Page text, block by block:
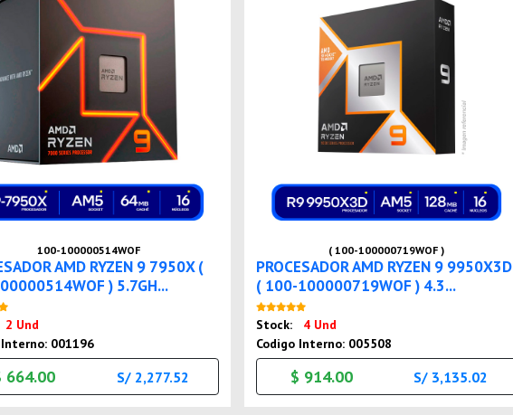
100-100000514WOF
AMD RYZEN 9 7950X (
) 5.7GH...
2 Und
Interno: 001196
664.00 S/ 2,277.52
( 100-100000719WOF )
PROCESADOR AMD RYZEN 9 9950X3D
( 100-100000719WOF ) 4.3...
Stock:
4 Und
Codigo Interno: 005508
$ 914.00 S/ 3,135.02